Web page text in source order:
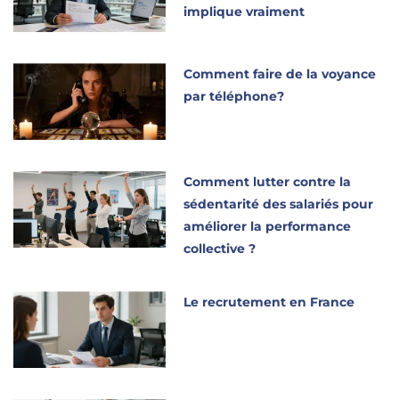
implique vraiment
Comment faire de la voyance
par téléphone?
Comment lutter contre la
sédentarité des salariés pour
améliorer la performance
collective ?
Le recrutement en France